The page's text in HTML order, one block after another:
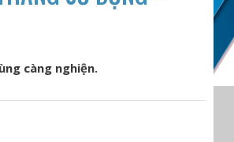
càng nghiện.